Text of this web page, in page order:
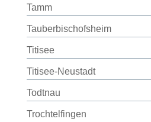
Tamm
Tauberbischofsheim
Titisee
Titisee-Neustadt
Todtnau
Trochtelfingen